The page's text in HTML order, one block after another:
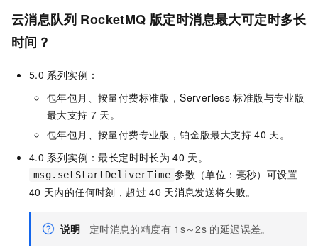
云消息队列 RocketMQ 版定时消息最大可定时多长
时间？
5.0 系列实例：
包年包月、按量付费标准版，Serverless 标准版与专业版
最大支持 7 天。
包年包月、按量付费专业版，铂金版最大支持 40 天。
4.0 系列实例：最长定时时长为 40 天。
msg.setStartDeliverTime 参数（单位：毫秒）可设置
40 天内的任何时刻，超过 40 天消息发送将失败。
说明 定时消息的精度有 1s～2s 的延迟误差。